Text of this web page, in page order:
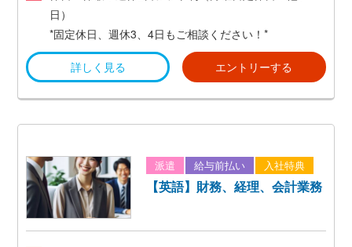
日）
*固定休日、週休3、4日もご相談ください！*
詳しく見る エントリーする
派遣 給与前払い 入社特典
【英語】財務、経理、会計業務